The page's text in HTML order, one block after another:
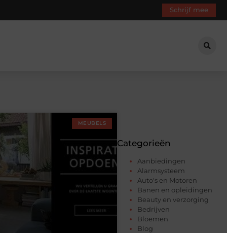
Schrijf mee
MEUBELS
Categorieën
Aanbiedingen
Alarmsysteem
Auto's en Motoren
Banen en opleidingen
Beauty en verzorging
Bedrijven
Bloemen
Blog